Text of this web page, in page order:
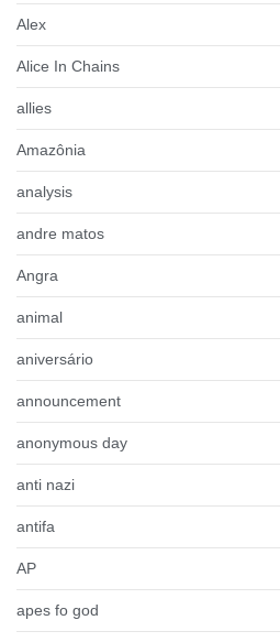
Alex
Alice In Chains
allies
Amazônia
analysis
andre matos
Angra
animal
aniversário
announcement
anonymous day
anti nazi
antifa
AP
apes fo god